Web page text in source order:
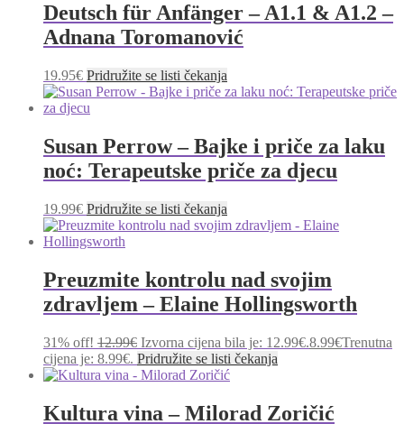
Deutsch für Anfänger – A1.1 & A1.2 –
Adnana Toromanović
19.95€ Pridružite se listi čekanja
Susan Perrow – Bajke i priče za laku
noć: Terapeutske priče za djecu
19.99€ Pridružite se listi čekanja
Preuzmite kontrolu nad svojim
zdravljem – Elaine Hollingsworth
31% off! 12.99€ Izvorna cijena bila je: 12.99€.8.99€Trenutna
cijena je: 8.99€. Pridružite se listi čekanja
Kultura vina – Milorad Zoričić